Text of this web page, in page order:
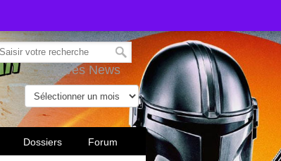
Archives News
Dossiers Forum